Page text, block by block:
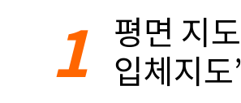
1 평면 지
입체지도